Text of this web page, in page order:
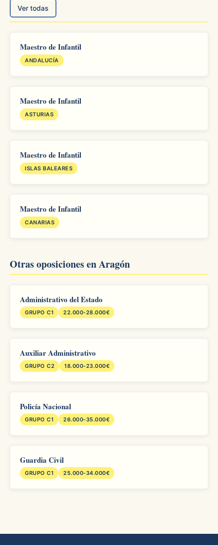
Ver todas
Maestro de Infantil
ANDALUCÍA
Maestro de Infantil
ASTURIAS
Maestro de Infantil
ISLAS BALEARES
Maestro de Infantil
CANARIAS
Otras oposiciones en Aragón
Administrativo del Estado
GRUPO C1 22.000-28.000€
Auxiliar Administrativo
GRUPO C2 18.000-23.000€
Policía Nacional
GRUPO C1 26.000-35.000€
Guardia Civil
GRUPO C1 25.000-34.000€